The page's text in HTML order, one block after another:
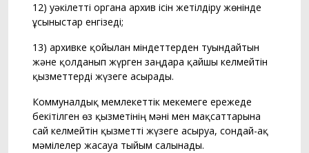
12) уәкілетті органға архив ісін жетілдіру жөнінде
ұсыныстар енгізеді;
13) архивке қойылған міндеттерден туындайтын
және қолданып жүрген заңдарға қайшы келмейтін
қызметтерді жүзеге асырады.
Коммуналдық мемлекеттік мекемеге ережеде
бекітілген өз қызметінің мәні мен мақсаттарына
сай келмейтін қызметті жүзеге асыруға, сондай-ақ
мәмілелер жасауға тыйым салынады.